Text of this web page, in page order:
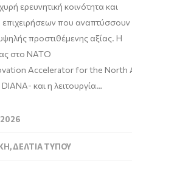
ερευνητική κοινότητα και
επιχειρήσεων που αναπτύσσουν
προστιθέμενης αξίας. Η
στο ΝΑΤΟ
Accelerator for the North Atlantic -
και η λειτουργία…
,ΔΕΛΤΊΑ ΤΎΠΟΥ